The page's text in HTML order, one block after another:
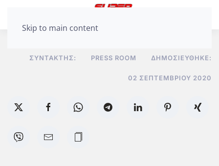
Skip to main content
ΣΥΝΤΆΚΤΗΣ: PRESS ROOM ΔΗΜΟΣΙΕΎΘΗΚΕ:
02 ΣΕΠΤΕΜΒΡΊΟΥ 2020